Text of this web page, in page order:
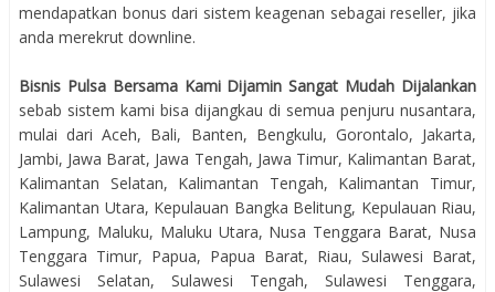
mendapatkan bonus dari sistem keagenan sebagai reseller, jika
anda merekrut downline.
Bisnis Pulsa Bersama Kami Dijamin Sangat Mudah Dijalankan
sebab sistem kami bisa dijangkau di semua penjuru nusantara,
mulai dari Aceh, Bali, Banten, Bengkulu, Gorontalo, Jakarta,
Jambi, Jawa Barat, Jawa Tengah, Jawa Timur, Kalimantan Barat,
Kalimantan Selatan, Kalimantan Tengah, Kalimantan Timur,
Kalimantan Utara, Kepulauan Bangka Belitung, Kepulauan Riau,
Lampung, Maluku, Maluku Utara, Nusa Tenggara Barat, Nusa
Tenggara Timur, Papua, Papua Barat, Riau, Sulawesi Barat,
Sulawesi Selatan, Sulawesi Tengah, Sulawesi Tenggara,